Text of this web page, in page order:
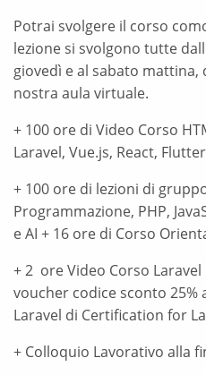
Potrai svolgere il corso
lezione si svolgono tutte
giovedì e al sabato
nostra aula virtuale.
+ 100 ore di Video Corso
Laravel, Vue.js, React,
+ 100 ore di lezioni di
Programmazione, PHP,
e AI + 16 ore di Corso
+ 2 ore Video Corso Laravel
voucher codice sconto 25%
Laravel di Certification for
+ Colloquio Lavorativo alla